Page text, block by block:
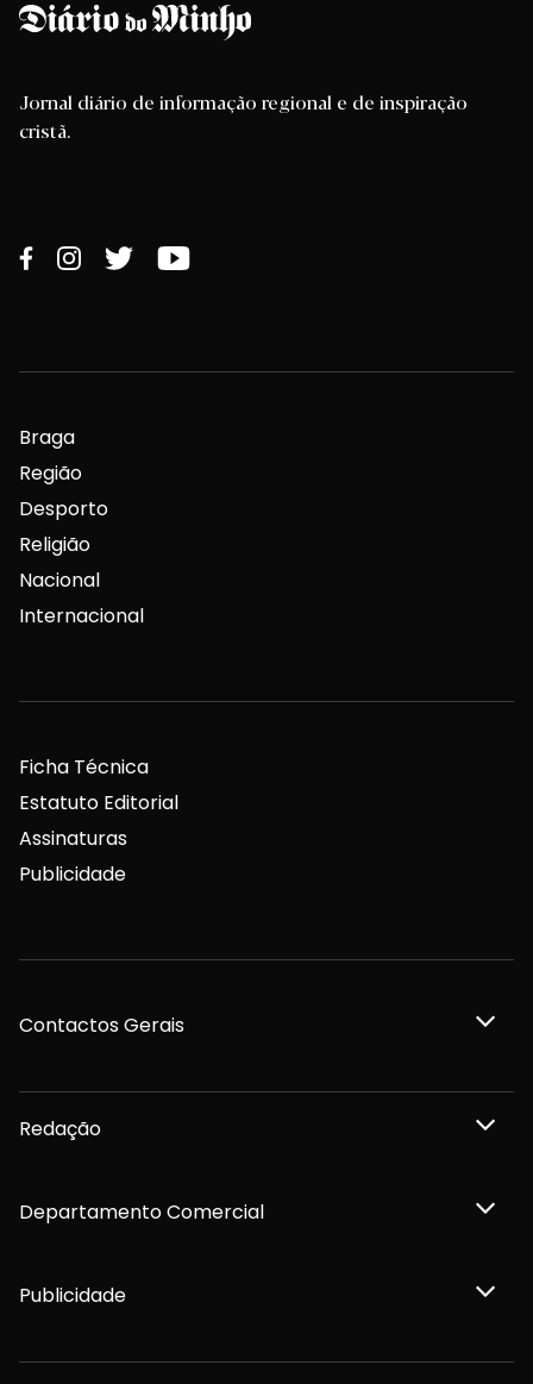
Jornal diário de informação regional e de inspiração
cristã.
Braga
Região
Desporto
Religião
Nacional
Internacional
Ficha Técnica
Estatuto Editorial
Assinaturas
Publicidade
Contactos Gerais
Redação
Departamento Comercial
Publicidade